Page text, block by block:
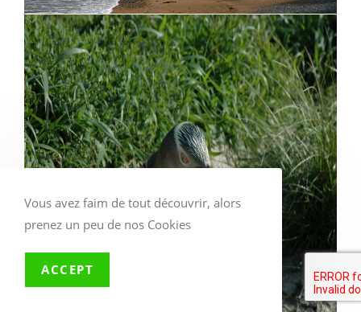
Vous avez faim de tout découvrir, alors
prenez un peu de nos Cookies
ACCEPT